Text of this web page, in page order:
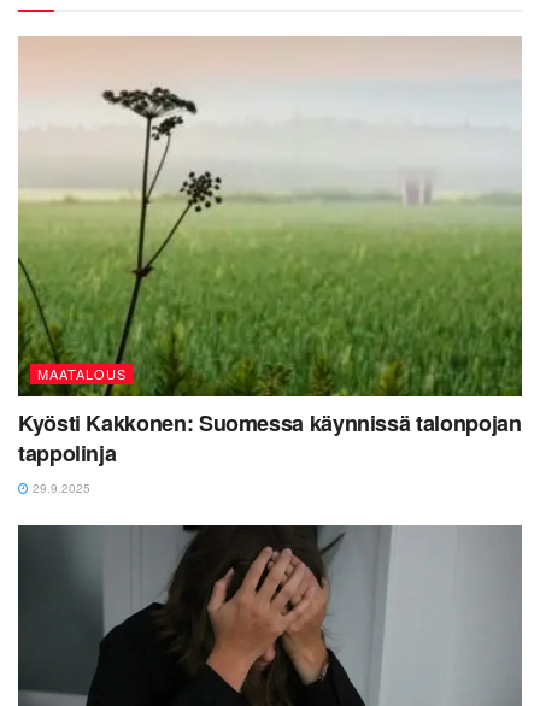
MAATALOUS
Kyösti Kakkonen: Suomessa käynnissä talonpojan
tappolinja
29.9.2025